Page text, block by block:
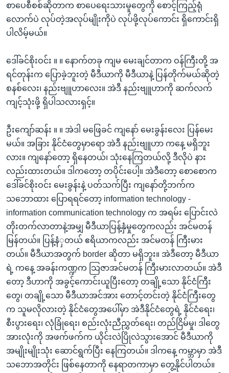
စာပေစီစစ်ဆိုတာက စာပေရေးသားမူတွေကို စောင့်ကြည့်ရုံ
လောက်ပဲ လုပ်တဲ့အလုပ်မျိုးကိုပဲ လုပ်ဖို့လုပ်ကောင်း ရှိကောင်းရှိ
ပါလိမ့်မယ်။
ဒေါ်ခင်စိုးဝင်း ။ ။ နောက်တခု ကျမ မေးချင်တာက ဝန်ကြီးတို့ အ
ရင်တုန်းက ပြောခဲ့ဘူးတဲ့ မီဒီယာကို မီဒီယာနဲ့ ပြန်တိုက်မယ်ဆိုတဲ့
စနစ်လေး၊ နည်းဗျူဟာလေး။ အဲဒီ နည်းဗျူဟာကို ဆက်လက်
ကျင့်သုံးဖို့ ရှိပါသလားရှင့်။
ဦးကျော်ဆန်း ။ ။ အဲဒါ မဖြေခင် ကျနော် မေးခွန်းလေး ပြန်မေး
မယ်။ အခြား နိုင်ငံတွေမှာရော အဲဒီ နည်းဗျူဟာ ကနေ့ မရှိဘူး
လား။ ကျနော်တော့ ရှိနေတယ်၊ သုံးနေကြတယ်လို့ ဒီလိုပဲ နား
လည်းထားတယ်။ ဒါကတော့ တပိုင်းပေါ့။ အဲဒီတော့ စောစောက
ဒေါ်ခင်စိုးဝင်း မေးခွန်းနဲ့ ပတ်သက်ပြီး ကျနော်တို့ဘက်က
သဘောထား ပြောရရင်တော့ information technology -
information communication technology က အရမ်း ပြောင်းလဲ
တိုးတက်လာတာနဲ့အမျှ မီဒီယာပြန့်နှံမှုတွေကလည်း အင်မတန်
မြန်တယ်။ ပြန့်နံှတယ် ဧရိယာကလည်း အင်မတန် ကြီးမား
တယ်။ မီဒီယာအတွက် border ဆိုတာ မရှိဘူး။ အဲဒီတော့ မီဒီယာ
ရဲ့ ကနေ့ အခန်းကဏ္ဍက သြဇာအင်မတန် ကြီးမားလာတယ်။ အဲဒီ
တော့ ဒီဟာကို အခွင့်ကောင်းယူပြီးတော့ တချို့သော နိုင်ငံကြီး
တွေ၊ တချို့သော မီဒီယာအင်အား တောင့်တင်းတဲ့ နိုင်ငံကြီးတွေ
က သူမလိုလားတဲ့ နိုင်ငံတွေအပေါ်မှာ အဲဒီနိုင်ငံတွေရဲ့ နိုင်ငံရေး၊
စီးပွားရေး၊ လုံခြုံရေး၊ စည်းလုံးညီညွှတ်ရေး၊ တည်ငြိမ်မှု၊ ဒါတွေ
အားလုံးကို အဖက်ဖက်က ယိုင်းလဲပြိုလဲသွားအောင် မီဒီယာကို
အမျိုးမျိုးသုံး ဆောင်ရွက်ပြီး နေကြတယ်။ ဒါကနေ့ ကမ္ဘာမှာ အဲဒီ
သဘောအတိုင်း ဖြစ်နေတာကို နေရာတကာမှာ တွေ့နိုင်ပါတယ်။